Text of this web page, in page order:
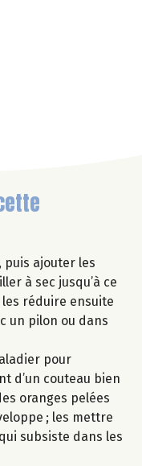
puis ajouter les
à sec jusqu’à ce
les réduire ensuite
un pilon ou dans
pour
d’un couteau bien
oranges pelées
; les mettre
subsiste dans les